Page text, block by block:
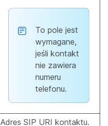
To pole jest
wymagane,
jeśli kontakt
nie zawiera
numeru
telefonu.
Adres SIP URI kontaktu.